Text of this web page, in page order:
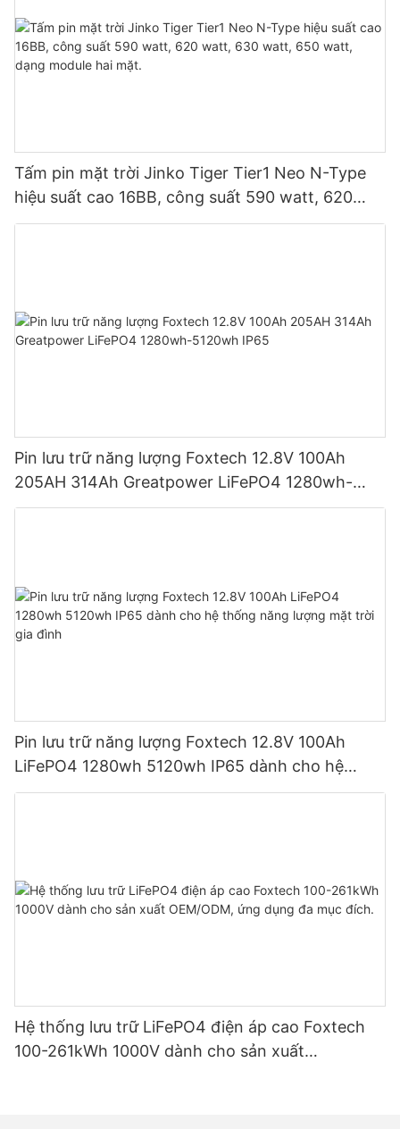
Tấm pin mặt trời Jinko Tiger Tier1 Neo N-Type
hiệu suất cao 16BB, công suất 590 watt, 620
watt, 630 watt, 650 watt, dạng module hai mặt.
Pin lưu trữ năng lượng Foxtech 12.8V 100Ah
205AH 314Ah Greatpower LiFePO4 1280wh-
5120wh IP65
Pin lưu trữ năng lượng Foxtech 12.8V 100Ah
LiFePO4 1280wh 5120wh IP65 dành cho hệ
thống năng lượng mặt trời gia đình
Hệ thống lưu trữ LiFePO4 điện áp cao Foxtech
100-261kWh 1000V dành cho sản xuất